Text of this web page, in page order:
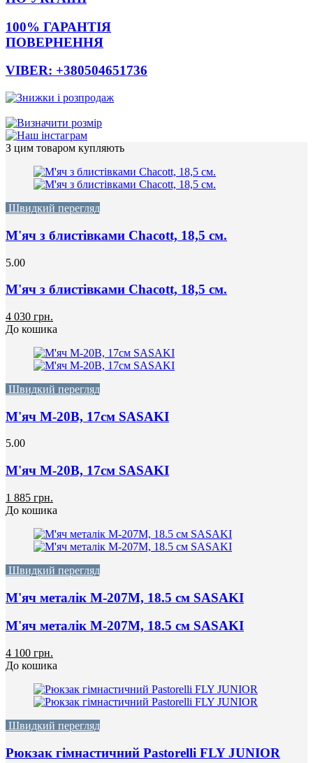
100% ГАРАНТІЯ
ПОВЕРНЕННЯ
VIBER: +380504651736
З цим товаром купляють
Швидкий перегляд
М'яч з блистівками Chacott, 18,5 см.
5.00
М'яч з блистівками Chacott, 18,5 см.
4 030 грн.
До кошика
Швидкий перегляд
М'яч М-20B, 17см SASAKI
5.00
М'яч М-20B, 17см SASAKI
1 885 грн.
До кошика
Швидкий перегляд
М'яч металік M-207M, 18.5 см SASAKI
М'яч металік M-207M, 18.5 см SASAKI
4 100 грн.
До кошика
Швидкий перегляд
Рюкзак гімнастичний Pastorelli FLY JUNIOR